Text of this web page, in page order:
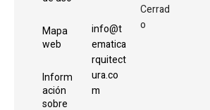
Mapa
web
Inform
ación
sobre
info@t
ematica
rquitect
ura.co
m
Cerrad
o